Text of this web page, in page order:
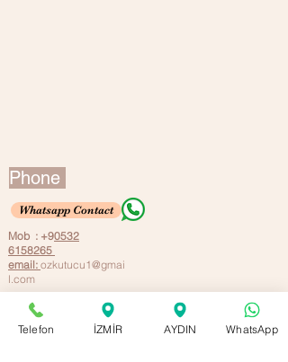
Phone
Whatsapp Contact
Mob : +90532
6158265
email: ozkutucu1@gmai
l.com
Navigasyon, Ulaşım için tıklayınız
Telefon İZMİR AYDIN WhatsApp